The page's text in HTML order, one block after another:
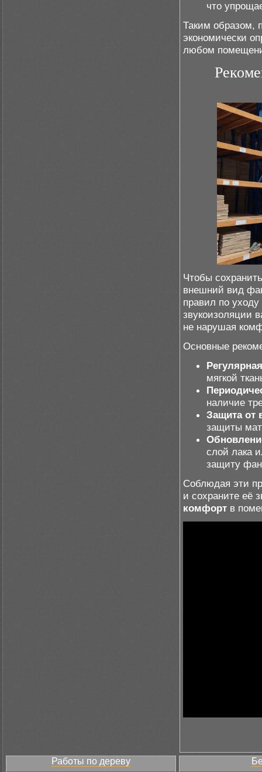
что
Таким образом,
экономически
любом
Чтобы
внешний вид
правил по
звукоизоляции
не нарушая
Основные
мягкой
наличие
Защита от
защиты
слой лака
защиту
Соблюдая эти
и сохраните её
комфорт в
Работы по дереву